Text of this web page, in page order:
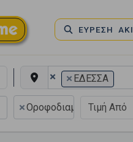
ΕΥΡΕΣΗ
× × ΕΔΕΣΣΑ
×Οροφοδιαμέρισμα